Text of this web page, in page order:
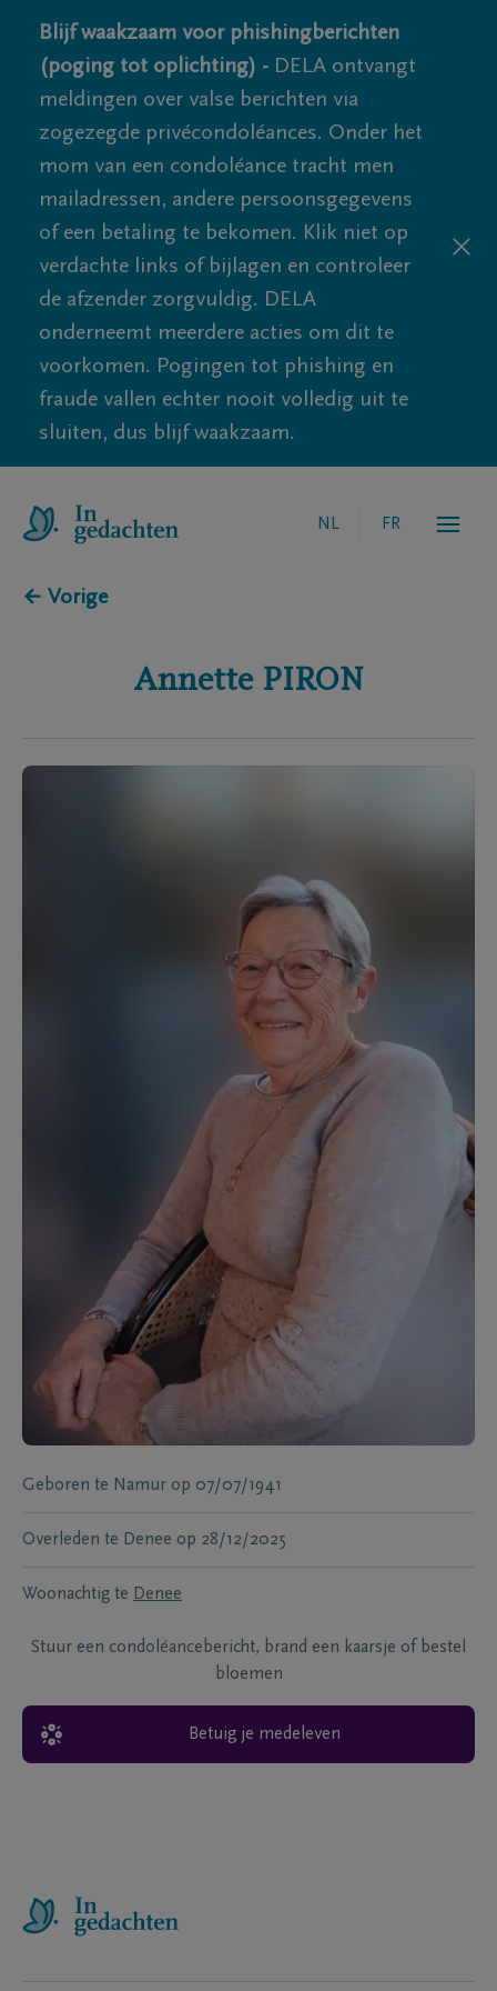
Blijf waakzaam voor phishingberichten
(poging tot oplichting) - DELA ontvangt
meldingen over valse berichten via
zogezegde privécondoléances. Onder het
mom van een condoléance tracht men
mailadressen, andere persoonsgegevens
of een betaling te bekomen. Klik niet op
verdachte links of bijlagen en controleer
de afzender zorgvuldig. DELA
onderneemt meerdere acties om dit te
voorkomen. Pogingen tot phishing en
fraude vallen echter nooit volledig uit te
sluiten, dus blijf waakzaam.
NL FR
← Vorige
Annette PIRON
Geboren te Namur op 07/07/1941
Overleden te Denee op 28/12/2025
Woonachtig te Denee
Stuur een condoléancebericht, brand een kaarsje of bestel
bloemen
Betuig je medeleven